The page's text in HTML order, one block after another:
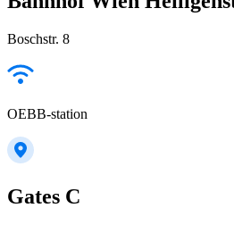
Boschstr. 8
OEBB-station
Gates C